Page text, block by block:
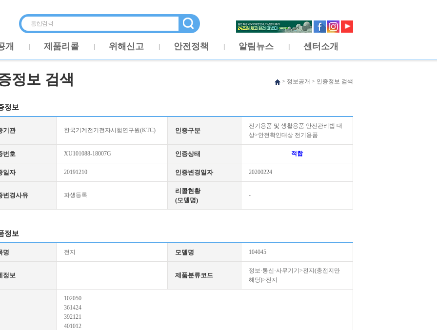
개 제품리콜 위해신고 안전정책 알림뉴스 센터소개
정보 검색 > 정보공개 > 인증정보 검색
정보
기관 한국기계전기전자시험연구원(KTC) 인증구분
전기용품 및 생활용품 안전관리법 대
상>안전확인대상 전기용품
번호 XU101088-18007G 인증상태 적합
일자 20191210 인증변경일자 20200224
변경사유 파생등록
리콜현황
(모델명)
-
정보
명 전지 모델명 104045
정보 제품분류코드
정보·통신·사무기기>전지(충전지만
해당)>전지
102050
361424
392121
401012